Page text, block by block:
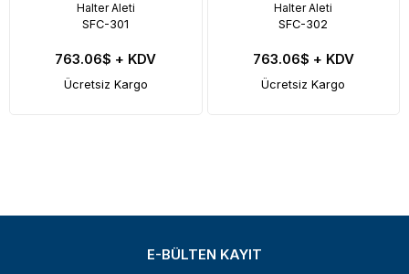
Halter Aleti
SFC-301
763.06$ + KDV
Ücretsiz Kargo
Halter Aleti
SFC-302
763.06$ + KDV
Ücretsiz Kargo
E-BÜLTEN KAYIT